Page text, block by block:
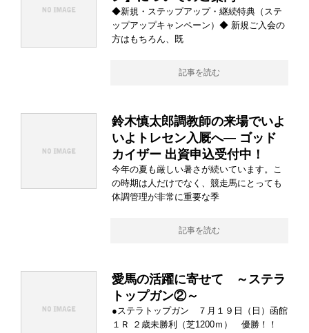
◆新規・ステップアップ・継続特典（ステ
ップアップキャンペーン）◆ 新規ご入会の
方はもちろん、既
記事を読む
鈴木慎太郎調教師の来場でいよ
いよトレセン入厩へ― ゴッド
カイザー 出資申込受付中！
今年の夏も厳しい暑さが続いています。こ
の時期は人だけでなく、競走馬にとっても
体調管理が非常に重要な季
記事を読む
愛馬の活躍に寄せて ～ステラ
トップガン②～
●ステラトップガン ７月１９日（日）函館
１Ｒ ２歳未勝利（芝1200ｍ） 優勝！！